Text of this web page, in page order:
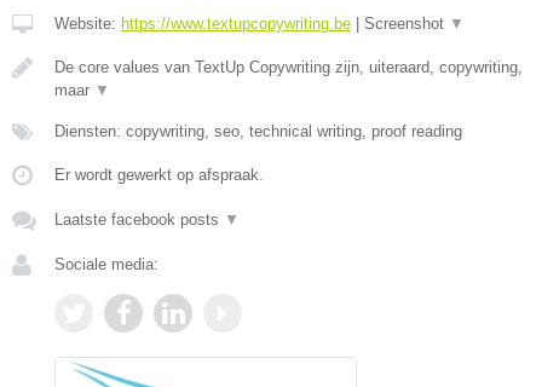
Website: https://www.textupcopywriting.be Screenshot ▼
De core values van TextUp Copywriting zijn, uiteraard, copywriting,
maar ▼
Diensten: copywriting, seo, technical writing, proof reading
Er wordt gewerkt op afspraak.
Laatste facebook posts ▼
Sociale media: